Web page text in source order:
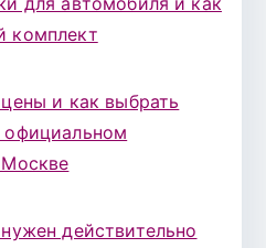
комплект
и как выбрать
действительно